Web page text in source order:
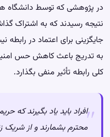
در پژوهشی که توسط دانشگاه
نتیجه رسیدند که به اشتراک
جایگزینی برای اعتماد در
به تدریج باعث کاهش حس
کلی رابطه تأثیر منفی بگذارد.
افراد باید یاد بگیرند که
محترم بشمارند و از شریک